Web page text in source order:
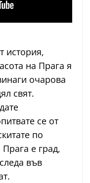
история,
на Прага я
очарова
свят.
се от
по
е град,
във